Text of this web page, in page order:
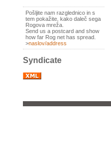
Pošljite nam razglednico in s
tem pokažite, kako daleč sega
Rogova mreža.
Send us a postcard and show
how far Rog net has spread.
>naslov/address
Syndicate